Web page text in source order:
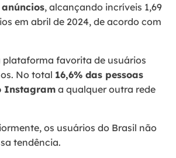
, alcançando incríveis 1,69
em abril de 2024, de acordo com
plataforma favorita de usuários
No total 16,6% das pessoas
Instagram a qualquer outra rede
os usuários do Brasil não
tendência.